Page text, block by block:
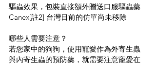
驅蟲效果，包裝直接額外贈送口服驅蟲藥
Canex[註2] 台灣目前的仿單尚未移除
哪些人需要注意？
若您家中的狗狗，使用寵愛作為外寄生蟲
與內寄生蟲的預防藥，就需要注意寵愛在